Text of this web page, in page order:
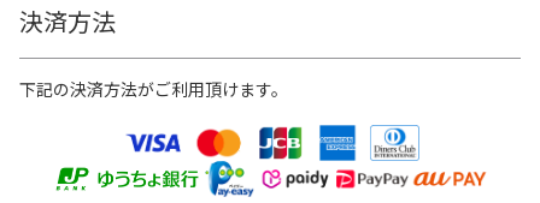
決済方法
下記の決済方法がご利用頂けます。